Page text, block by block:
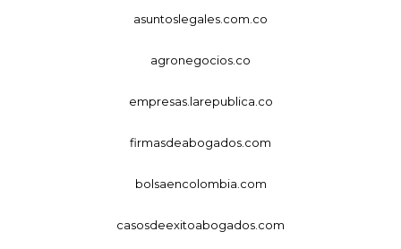
asuntoslegales.com.co
agronegocios.co
empresas.larepublica.co
firmasdeabogados.com
bolsaencolombia.com
casosdeexitoabogados.com